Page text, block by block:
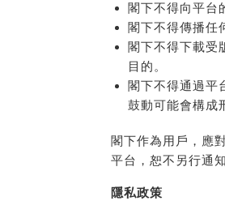
閣下不得向平台
閣下不得傳播任
閣下不得下載受
目的。
閣下不得通過平
鼓動可能會構成
閣下作為用戶，應
平台，恕不另行通
隱私政策